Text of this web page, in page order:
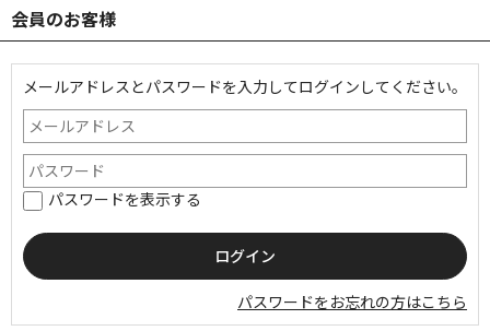
会員のお客様
メールアドレスとパスワードを入力してログインしてください。
パスワードを表示する
パスワードをお忘れの方はこちら